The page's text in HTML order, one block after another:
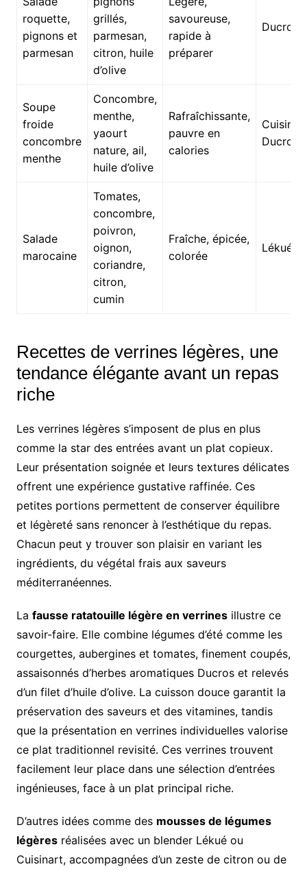
roquette,
pignons et
parmesan
grillés,
parmesan,
citron, huile
d’olive
savoureuse,
rapide à
préparer
Ducros,
Soupe
froide
concombre
menthe
Concombre,
menthe,
yaourt
nature, ail,
huile d’olive
Rafraîchissante,
pauvre en
calories
Ducros
Salade
marocaine
Tomates,
concombre,
poivron,
oignon,
coriandre,
citron,
cumin
Fraîche, épicée,
colorée
Lékué,
Recettes de verrines légères, une
tendance élégante avant un repas
riche
Les verrines légères s’imposent de plus en plus
comme la star des entrées avant un plat copieux.
Leur présentation soignée et leurs textures délicates
offrent une expérience gustative raffinée. Ces
petites portions permettent de conserver équilibre
et légèreté sans renoncer à l’esthétique du repas.
Chacun peut y trouver son plaisir en variant les
ingrédients, du végétal frais aux saveurs
méditerranéennes.
La fausse ratatouille légère en verrinesillustre ce
savoir-faire. Elle combine légumes d’été comme les
courgettes, aubergines et tomates, finement coupés,
assaisonnés d’herbes aromatiques Ducros et relevés
d’un filet d’huile d’olive. La cuisson douce garantit la
préservation des saveurs et des vitamines, tandis
que la présentation en verrines individuelles valorise
ce plat traditionnel revisité. Ces verrines trouvent
facilement leur place dans une sélection d’entrées
ingénieuses, face à un plat principal riche.
D’autres idées comme des mousses de légumes
légèresréalisées avec un blender Lékué ou
Cuisinart, accompagnées d’un zeste de citron ou de